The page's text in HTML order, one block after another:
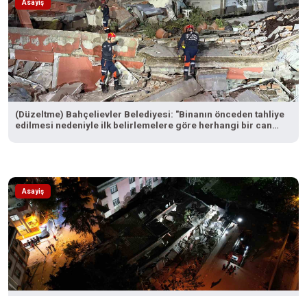
Asayiş
(Düzeltme) Bahçelievler Belediyesi: "Binanın önceden tahliye
edilmesi nedeniyle ilk belirlemelere göre herhangi bir can
Asayiş